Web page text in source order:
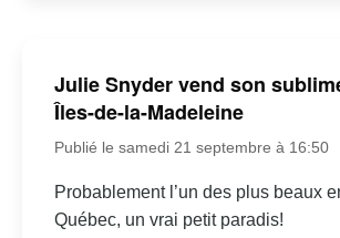
Julie Snyder vend son
Îles-de-la-Madeleine
Publié le samedi 21 septembre à 16:50
Probablement l’un des plus beaux
Québec, un vrai petit paradis!